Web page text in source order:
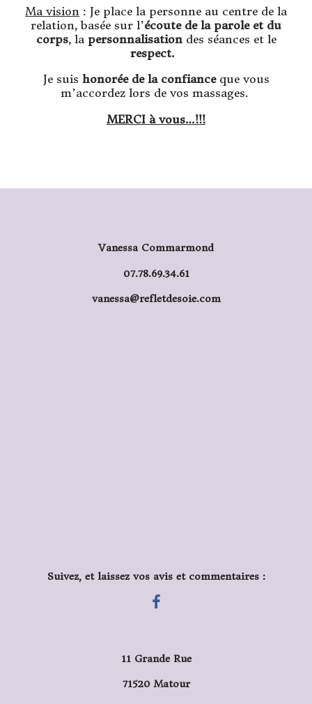
Ma vision : Je place la personne au centre de la
relation, basée sur l’écoute de la parole et du
corps, la personnalisationdes séances et le
respect.
Je suis honorée de la confiance que vous
m’accordez lors de vos massages.
MERCI à vous…!!!
Vanessa Commarmond
07.78.69.34.61
vanessa@refletdesoie.com
Suivez, et laissez vos avis et commentaires :
11 Grande Rue
71520 Matour